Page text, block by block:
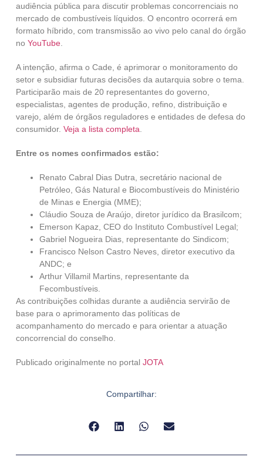
audiência pública para discutir problemas concorrenciais no
mercado de combustíveis líquidos. O encontro ocorrerá em
formato híbrido, com transmissão ao vivo pelo canal do órgão
no YouTube.
A intenção, afirma o Cade, é aprimorar o monitoramento do
setor e subsidiar futuras decisões da autarquia sobre o tema.
Participarão mais de 20 representantes do governo,
especialistas, agentes de produção, refino, distribuição e
varejo, além de órgãos reguladores e entidades de defesa do
consumidor. Veja a lista completa
Entre os nomes confirmados estão:
Renato Cabral Dias Dutra, secretário nacional de
Petróleo, Gás Natural e Biocombustíveis do Ministério
de Minas e Energia (MME);
Cláudio Souza de Araújo, diretor jurídico da Brasilcom;
Emerson Kapaz, CEO do Instituto Combustível Legal;
Gabriel Nogueira Dias, representante do Sindicom;
Francisco Nelson Castro Neves, diretor executivo da
ANDC; e
Arthur Villamil Martins, representante da
Fecombustíveis.
As contribuições colhidas durante a audiência servirão de
base para o aprimoramento das políticas de
acompanhamento do mercado e para orientar a atuação
concorrencial do conselho.
Publicado originalmente no portal JOTA
Compartilhar: